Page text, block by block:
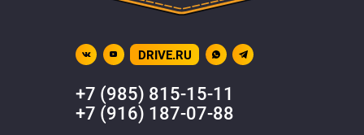
DRIVE.RU
+7 (985) 815-15-11
+7 (916) 187-07-88